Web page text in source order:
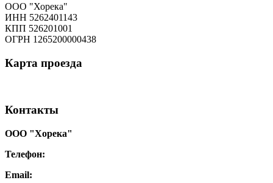
ООО "Хорека"
ИНН 5262401143
КПП 526201001
ОГРН 1265200000438
Карта проезда
Контакты
ООО "Хорека"
Телефон:
Email: